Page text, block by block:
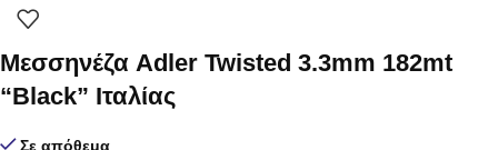
Μεσσηνέζα Adler Twisted 3.3mm 182mt
“Black” Ιταλίας
Σε απόθεμα